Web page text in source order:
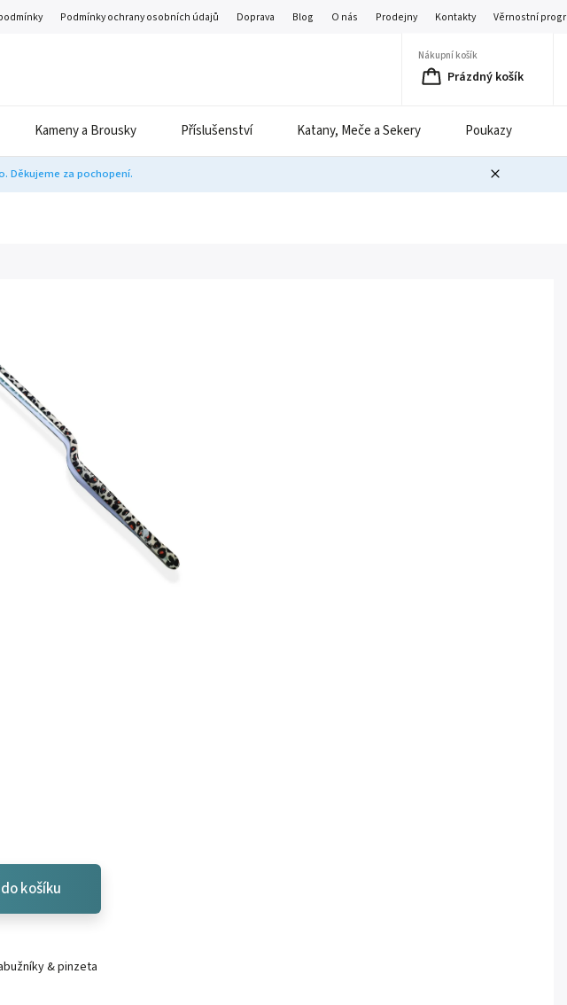
Podmínky ochrany osobních údajů Doprava Blog O nás Prodejny Kontakty Věrnostní
Nákupní košík
Prázdný košík
Kameny a Brousky Příslušenství Katany, Meče a Sekery Poukazy
Děkujeme za pochopení.
košíku
& pinzeta